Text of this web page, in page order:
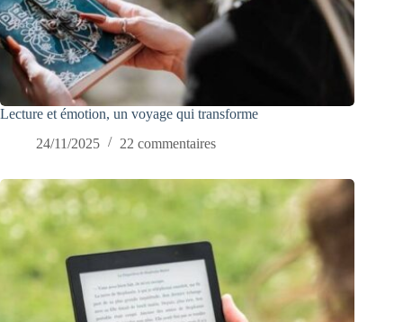
Lecture et émotion, un voyage qui transforme
24/11/2025
22 commentaires